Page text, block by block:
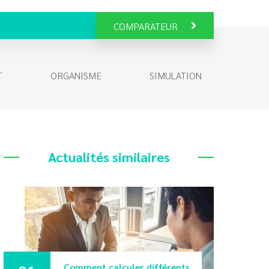
COMPARATEUR
ORGANISME SIMULATION
Actualités similaires